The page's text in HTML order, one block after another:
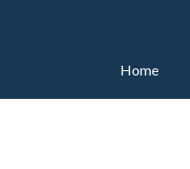
Home